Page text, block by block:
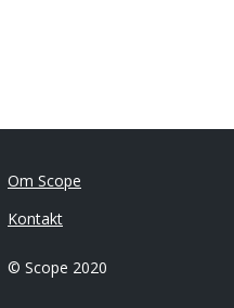
Om Scope
Kontakt
© Scope 2020